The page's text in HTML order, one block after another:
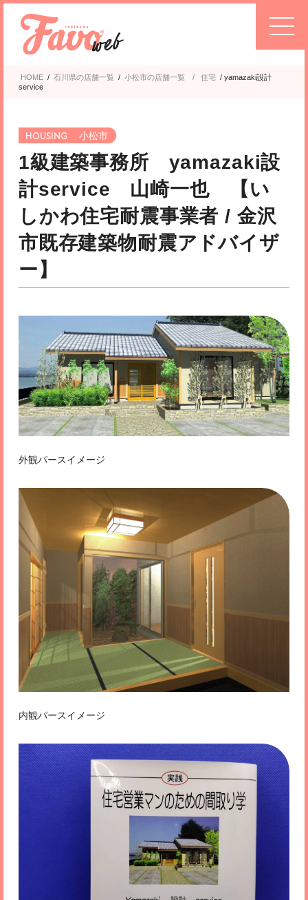
HOME / 石川県の店舗一覧 / 小松市 住宅 / yamazaki設計
service
小松市
1級建築事務所 yamazaki設
計service 山崎一也 【い
しかわ住宅耐震事業者 / 金沢
市既存建築物耐震アドバイザ
ー】
外観パースイメージ
内観パースイメージ